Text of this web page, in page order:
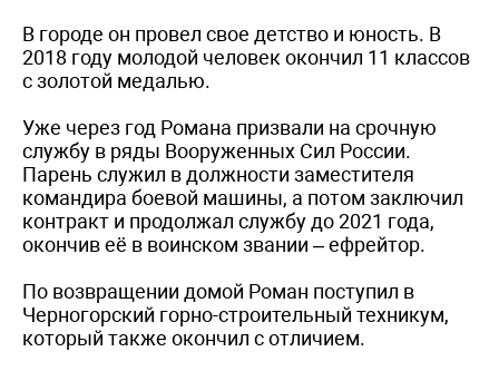
В городе он провел свое детство и юность. В
2018 году молодой человек окончил 11 классов
с золотой медалью.
Уже через год Романа призвали на срочную
службу в ряды Вооруженных Сил России.
Парень служил в должности заместителя
командира боевой машины, а потом заключил
контракт и продолжал службу до 2021 года,
окончив её в воинском звании – ефрейтор.
По возвращении домой Роман поступил в
Черногорский горно-строительный техникум,
который также окончил с отличием.